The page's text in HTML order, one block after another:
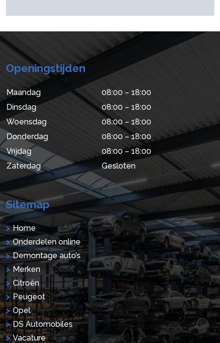
Openingstijden
Maandag
08:00 – 18:00
Dinsdag
08:00 – 18:00
Woensdag
08:00 – 18:00
Donderdag
08:00 – 18:00
Vrijdag
08:00 – 18:00
Zaterdag
Gesloten
Sitemap
Home
Onderdelen online
Demontage auto’s
Merken
Citroën
Peugeot
Opel
DS Automobiles
Vacature